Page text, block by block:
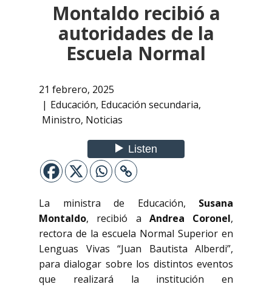
Montaldo recibió a
autoridades de la
Escuela Normal
21 febrero, 2025
Educación, Educación secundaria,
Ministro, Noticias
La ministra de Educación, Susana
Montaldo, recibió a Andrea Coronel,
rectora de la escuela Normal Superior en
Lenguas Vivas “Juan Bautista Alberdi”,
para dialogar sobre los distintos eventos
que realizará la institución en